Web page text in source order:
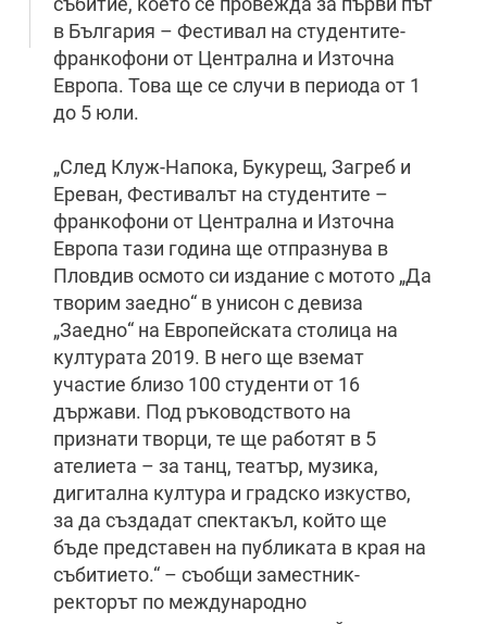
в България – Фестивал на студентите-
франкофони от Централна и Източна
Европа. Това ще се случи в периода от 1
до 5 юли.
„След Клуж-Напока, Букурещ, Загреб и
Ереван, Фестивалът на студентите –
франкофони от Централна и Източна
Европа тази година ще отпразнува в
Пловдив осмото си издание с мотото „Да
творим заедно“ в унисон с девиза
„Заедно“ на Европейската столица на
културата 2019. В него ще вземат
участие близо 100 студенти от 16
държави. Под ръководството на
признати творци, те ще работят в 5
ателиета – за танц, театър, музика,
дигитална култура и градско изкуство,
за да създадат спектакъл, който ще
бъде представен на публиката в края на
събитието.“ – съобщи заместник-
ректорът по международно